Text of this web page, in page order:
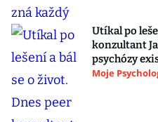
Utíkal po
konzultant
psychózy
Moje